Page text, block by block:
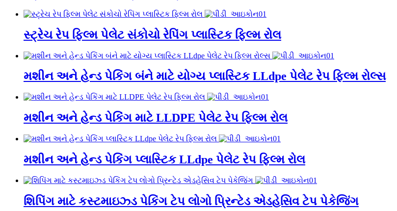
સ્ટ્રેચ રેપ ફિલ્મ પેલેટ સંકોચો રેપિંગ પ્લાસ્ટિક ફિલ્મ રોલ
મશીન અને હેન્ડ પેકિંગ બંને માટે યોગ્ય પ્લાસ્ટિક LLdpe પેલેટ રેપ ફિલ્મ રોલ્સ
મશીન અને હેન્ડ પેકિંગ માટે LLDPE પેલેટ રેપ ફિલ્મ રોલ
મશીન અને હેન્ડ પેકિંગ પ્લાસ્ટિક LLdpe પેલેટ રેપ ફિલ્મ રોલ
શિપિંગ માટે કસ્ટમાઇઝ્ડ પેકિંગ ટેપ લોગો પ્રિન્ટેડ એડહેસિવ ટેપ પેકેજિંગ